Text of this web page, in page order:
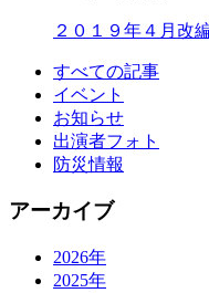
２０１９年４月改
すべての記事
イベント
お知らせ
出演者フォト
防災情報
アーカイブ
2026年
2025年